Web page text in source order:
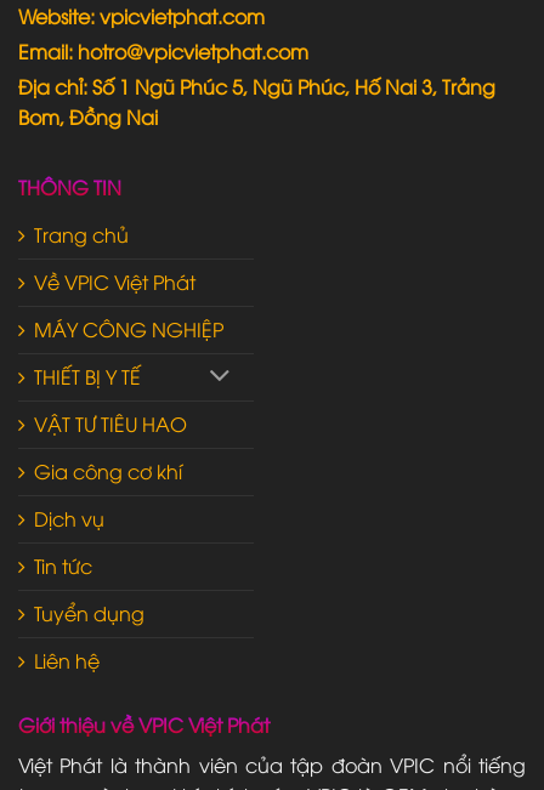
Website: vpicvietphat.com
Email: hotro@vpicvietphat.com
Địa chỉ: Số 1 Ngũ Phúc 5, Ngũ Phúc, Hố Nai 3, Trảng
Bom, Đồng Nai
THÔNG TIN
Trang chủ
Về VPIC Việt Phát
MÁY CÔNG NGHIỆP
THIẾT BỊ Y TẾ
VẬT TƯ TIÊU HAO
Gia công cơ khí
Dịch vụ
Tin tức
Tuyển dụng
Liên hệ
Giới thiệu về VPIC Việt Phát
Việt Phát là thành viên của tập đoàn VPIC nổi tiếng